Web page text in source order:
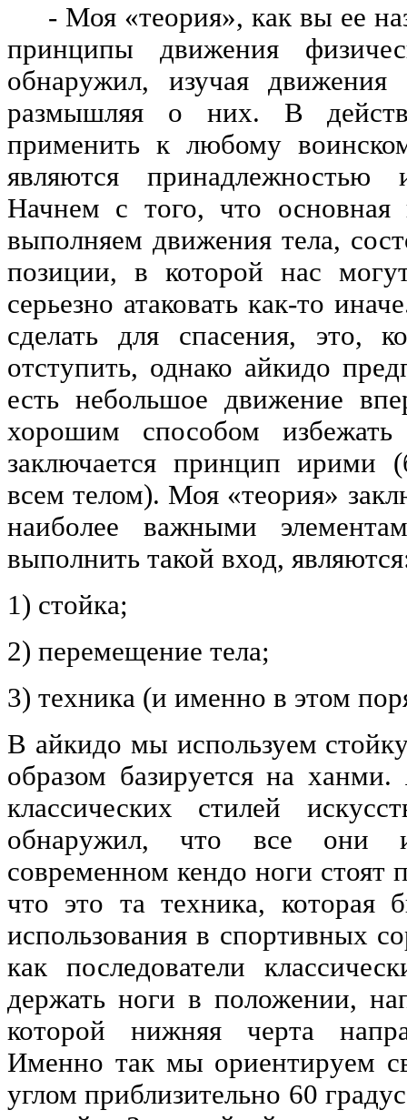
- Моя «теория», как вы ее
принципы движения
обнаружил, изучая
размышляя о них. В
применить к любому
являются принадлежностью
Начнем с того, что
выполняем движения тела,
позиции, в которой нас
серьезно атаковать как-то
сделать для спасения, это,
отступить, однако айкидо
есть небольшое движение
хорошим способом
заключается принцип ирими
всем телом). Моя «теория»
наиболее важными
выполнить такой вход,
1) стойка;
2) перемещение тела;
3) техника (и именно в этом
В айкидо мы используем
образом базируется на ханми.
классических стилей
обнаружил, что все они
современном кендо ноги стоят
что это та техника, которая
использования в спортивных
как последователи
держать ноги в положении,
которой нижняя черта
Именно так мы ориентируем
углом приблизительно 60